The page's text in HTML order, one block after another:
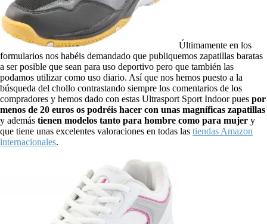
Últimamente en los
formularios nos habéis demandado que publiquemos zapatillas baratas
a ser posible que sean para uso deportivo pero que también las
podamos utilizar como uso diario. Así que nos hemos puesto a la
búsqueda del chollo contrastando siempre los comentarios de los
compradores y hemos dado con estas Ultrasport Sport Indoor pues por
menos de 20 euros os podréis hacer con unas magníficas zapatillas
y además tienen modelos tanto para hombre como para mujer y
que tiene unas excelentes valoraciones en todas las tiendas Amazon
internacionales.